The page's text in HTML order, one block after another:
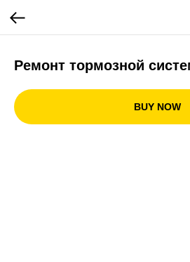
Ремонт тормозной
BUY NOW